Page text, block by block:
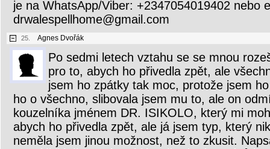
je na WhatsApp/Viber: +2347054019402 nebo
drwalespellhome@gmail.com
25. Agnes Dvořák
Po sedmi letech vztahu se se mnou
pro to, abych ho přivedla zpět, ale
jsem ho zpátky tak moc, protože jsem
ho o všechno, slibovala jsem mu to, ale on
kouzelníka jménem DR. ISIKOLO, který mi
abych ho přivedla zpět, ale já jsem typ, který
neměla jsem jinou možnost, než to zkusit.